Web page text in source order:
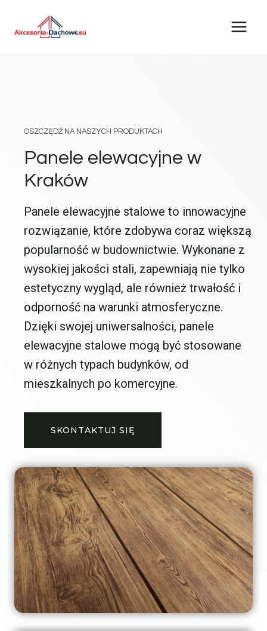
OSZCZĘDŹ NA NASZYCH PRODUKTACH
Panele elewacyjne w
Kraków
Panele elewacyjne stalowe to innowacyjne
rozwiązanie, które zdobywa coraz większą
popularność w budownictwie. Wykonane z
wysokiej jakości stali, zapewniają nie tylko
estetyczny wygląd, ale również trwałość i
odporność na warunki atmosferyczne.
Dzięki swojej uniwersalności, panele
elewacyjne stalowe mogą być stosowane
w różnych typach budynków, od
mieszkalnych po komercyjne.
SKONTAKTUJ SIĘ